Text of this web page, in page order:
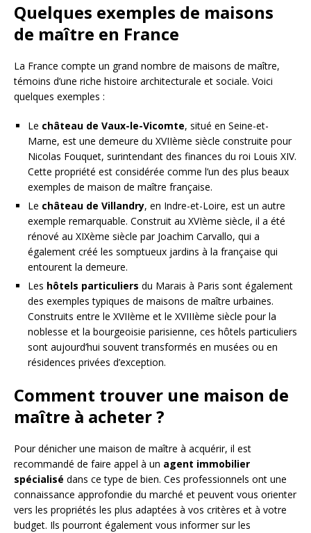
Quelques exemples de maisons
de maître en France
La France compte un grand nombre de maisons de maître,
témoins d’une riche histoire architecturale et sociale. Voici
quelques exemples :
Le château de Vaux-le-Vicomte, situé en Seine-et-
Marne, est une demeure du XVIIème siècle construite pour
Nicolas Fouquet, surintendant des finances du roi Louis XIV.
Cette propriété est considérée comme l’un des plus beaux
exemples de maison de maître française.
Le château de Villandry, en Indre-et-Loire, est un autre
exemple remarquable. Construit au XVIème siècle, il a été
rénové au XIXème siècle par Joachim Carvallo, qui a
également créé les somptueux jardins à la française qui
entourent la demeure.
Les hôtels particuliers du Marais à Paris sont également
des exemples typiques de maisons de maître urbaines.
Construits entre le XVIIème et le XVIIIème siècle pour la
noblesse et la bourgeoisie parisienne, ces hôtels particuliers
sont aujourd’hui souvent transformés en musées ou en
résidences privées d’exception.
Comment trouver une maison de
maître à acheter ?
Pour dénicher une maison de maître à acquérir, il est
recommandé de faire appel à un agent immobilier
spécialisé dans ce type de bien. Ces professionnels ont une
connaissance approfondie du marché et peuvent vous orienter
vers les propriétés les plus adaptées à vos critères et à votre
budget. Ils pourront également vous informer sur les